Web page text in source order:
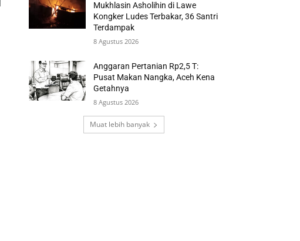
Mukhlasin Asholihin di Lawe
Kongker Ludes Terbakar, 36 Santri
Terdampak
8 Agustus 2026
Anggaran Pertanian Rp2,5 T:
Pusat Makan Nangka, Aceh Kena
Getahnya
8 Agustus 2026
Muat lebih banyak